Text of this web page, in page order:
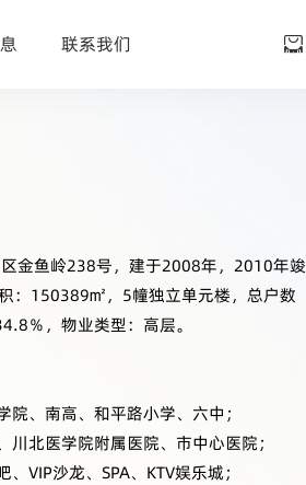
联系我们
金鱼岭238号，建于2008年，2010年竣
：150389㎡，5幢独立单元楼，总户数
％，物业类型：高层。
、南高、和平路小学、六中；
北医学院附属医院、市中心医院；
VIP沙龙、SPA、KTV娱乐城；